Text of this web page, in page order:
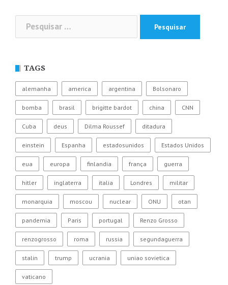
Pesquisar
por:
TAGS
alemanha america argentina Bolsonaro
bomba brasil brigitte bardot china CNN
Cuba deus Dilma Roussef ditadura
einstein Espanha estadosunidos Estados Unidos
eua europa finlandia frança guerra
hitler inglaterra italia Londres militar
monarquia moscou nuclear ONU otan
pandemia Paris portugal Renzo Grosso
renzogrosso roma russia segundaguerra
stalin trump ucrania uniao sovietica
vaticano